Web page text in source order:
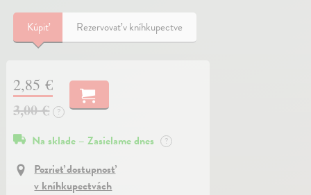
Kúpiť Rezervovať v kníhkupectve
2,85 €
3,00 €
?
Na sklade – Zasielame dnes ?
Pozrieť dostupnosť
v kníhkupectvách